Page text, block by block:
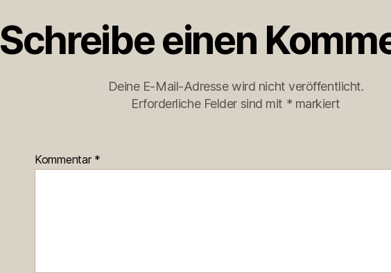
Schreibe einen
Deine E-Mail-Adresse wird nicht veröffentlicht.
Erforderliche Felder sind mit * markiert
Kommentar *